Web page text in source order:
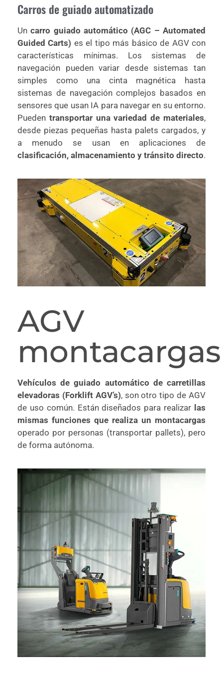
Carros de guiado automatizado
Uncarro guiado automático (AGC – Automated
Guided Carts) es el tipo más básico de AGV con
características mínimas. Los sistemas de
navegación pueden variar desde sistemas tan
simples como una cinta magnética hasta
sistemas de navegación complejos basados en
sensores que usan IA para navegar en su entorno.
Pueden transportar una variedad de materiales,
desde piezas pequeñas hasta palets cargados, y
a menudo se usan en aplicaciones de
clasificación, almacenamiento y tránsito directo.
AGV
montacargas
Vehículos de guiado automático de carretillas
elevadoras (Forklift AGV’s), son otro tipo de AGV
de uso común. Están diseñados para realizar las
mismas funciones que realiza un montacargas
operado por personas (transportar pallets), pero
de forma autónoma.